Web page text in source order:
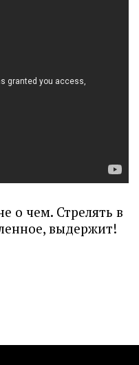
о чем. Стрелять в
выдержит!